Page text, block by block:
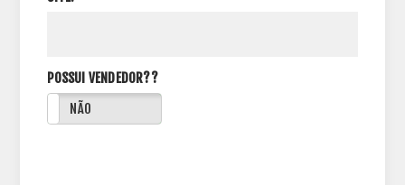
POSSUI VENDEDOR??
NÃO